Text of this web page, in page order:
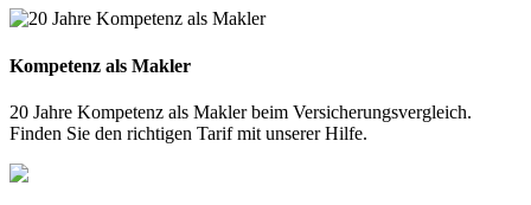
Kompetenz als Makler
20 Jahre Kompetenz als Makler beim Versicherungsvergleich.
Finden Sie den richtigen Tarif mit unserer Hilfe.